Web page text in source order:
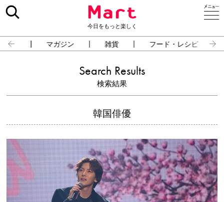
今日をもっと楽しく
占い マガジン 雑貨 フード・レシピ
Search Results
検索結果
韓国俳優